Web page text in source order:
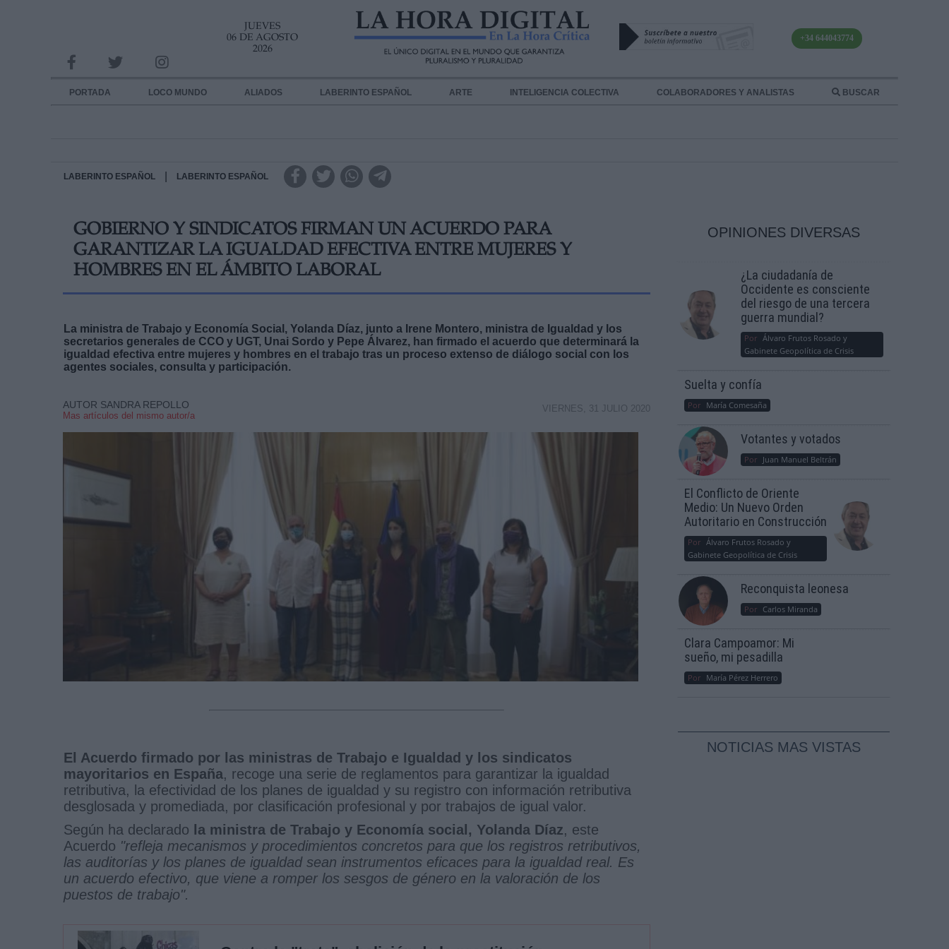
JUEVES
06 DE AGOSTO
2026
+34 644043774
PORTADA LOCO MUNDO ALIADOS LABERINTO ESPAÑOL ARTE INTELIGENCIA COLECTIVA COLABORADORES Y ANALISTAS BUSCAR
LABERINTO ESPAÑOL LABERINTO ESPAÑOL
GOBIERNO Y SINDICATOS FIRMAN UN ACUERDO PARA
GARANTIZAR LA IGUALDAD EFECTIVA ENTRE MUJERES Y
HOMBRES EN EL ÁMBITO LABORAL
La ministra de Trabajo y Economía Social, Yolanda Díaz, junto a Irene Montero, ministra de Igualdad y los
secretarios generales de CCO y UGT, Unai Sordo y Pepe Álvarez, han firmado el acuerdo que determinará la
igualdad efectiva entre mujeres y hombres en el trabajo tras un proceso extenso de diálogo social con los
agentes sociales, consulta y participación.
AUTOR SANDRA REPOLLO
Mas artículos del mismo autor/a
VIERNES, 31 JULIO 2020
El Acuerdo firmado por las ministras de Trabajo e Igualdad y los sindicatos
mayoritarios en España, recoge una serie de reglamentos para garantizar la igualdad
retributiva, la efectividad de los planes de igualdad y su registro con información retributiva
desglosada y promediada, por clasificación profesional y por trabajos de igual valor.
Según ha declarado la ministra de Trabajo y Economía social, Yolanda Díaz, este
Acuerdo "refleja mecanismos y procedimientos concretos para que los registros retributivos,
las auditorías y los planes de igualdad sean instrumentos eficaces para la igualdad real. Es
un acuerdo efectivo, que viene a romper los sesgos de género en la valoración de los
puestos de trabajo".
OPINIONES DIVERSAS
¿La ciudadanía de
Occidente es consciente
del riesgo de una tercera
guerra mundial?
Por Álvaro Frutos Rosado y
Gabinete Geopolítica de Crisis
Suelta y confía
Por María Comesaña
Votantes y votados
Por Juan Manuel Beltrán
El Conflicto de Oriente
Medio: Un Nuevo Orden
Autoritario en Construcción
Por Álvaro Frutos Rosado y
Gabinete Geopolítica de Crisis
Reconquista leonesa
Por Carlos Miranda
Clara Campoamor: Mi
sueño, mi pesadilla
Por María Pérez Herrero
NOTICIAS MAS VISTAS
INFORMACION SOBRE LA PROTECCIÓN DE TUS DATOS
Responsable:
Destinatarios:
link
Información adicional
link